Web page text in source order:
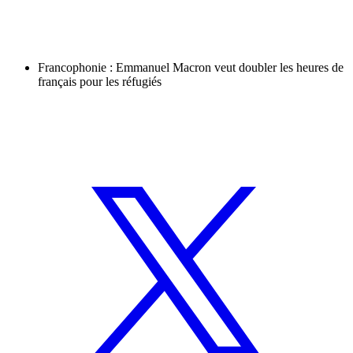
Francophonie : Emmanuel Macron veut doubler les heures de
français pour les réfugiés